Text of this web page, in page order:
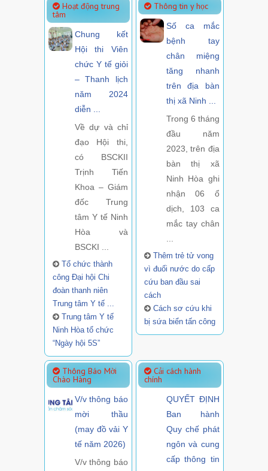
Hoạt động trung
tâm
Chung kết
Hội thi Viên
chức Y tế giỏi
– Thanh lịch
năm 2024
diễn ...
Về dự và chỉ
đạo Hội thi,
có BSCKII
Trịnh Tiến
Khoa – Giám
đốc Trung
tâm Y tế Ninh
Hòa và
BSCKI ...
Tổ chức thành
công Đại hội Chi
đoàn thanh niên
Trung tâm Y tế ...
Trung tâm Y tế
Ninh Hòa tổ chức
“Ngày hội 5S”
Thông tin y học
Số ca mắc
bệnh tay
chân miệng
tăng nhanh
trên địa bàn
thị xã Ninh ...
Trong 6 tháng
đầu năm
2023, trên địa
bàn thị xã
Ninh Hòa ghi
nhận 06 ổ
dịch, 103 ca
mắc tay chân
...
Thêm trẻ tử vong
vì đuối nước do cấp
cứu ban đầu sai
cách
Cách sơ cứu khi
bị sứa biển tấn công
Thông Báo Mời
Chào Hàng
V/v thông báo
mời thầu
(may đồ vải Y
tế năm 2026)
V/v thông báo
Cải cách hành
chính
QUYẾT ĐỊNH
Ban hành
Quy chế phát
ngôn và cung
cấp thông tin